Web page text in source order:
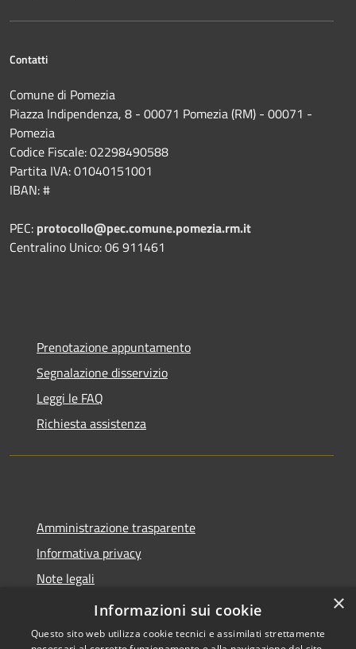
Contatti
Comune di Pomezia
Piazza Indipendenza, 8 - 00071 Pomezia (RM) - 00071 -
Pomezia
Codice Fiscale: 02298490588
Partita IVA: 01040151001
IBAN: #
PEC: protocollo@pec.comune.pomezia.rm.it
Centralino Unico: 06 911461
Prenotazione appuntamento
Segnalazione disservizio
Leggi le FAQ
Richiesta assistenza
Amministrazione trasparente
Informativa privacy
Note legali
Dichiarazione di accessibilità
×
Informazioni sui cookie
Questo sito web utilizza cookie tecnici e assimilati strettamente